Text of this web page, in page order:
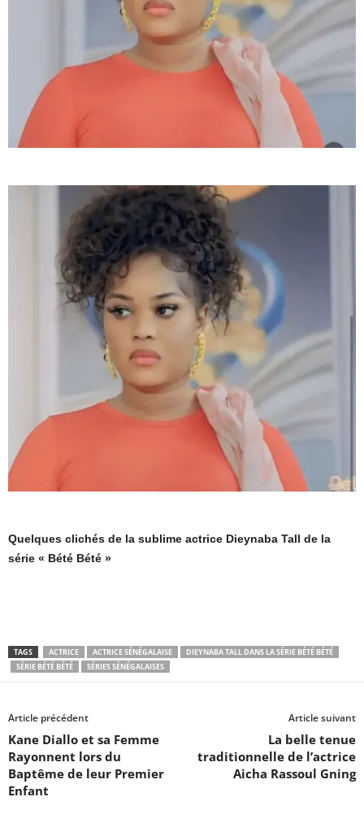
Quelques clichés de la sublime actrice Dieynaba Tall de la
série « Bété Bété »
TAGS ACTRICE ACTRICE SÉNÉGALAISE
DIEYNABA TALL DANS LA SÉRIE BÉTÉ BÉTÉ
SÉRIE BÉTÉ BÉTÉ
SÉRIES SÉNÉGALAISES
Article précédent
Kane Diallo et sa Femme
Rayonnent lors du
Baptême de leur Premier
Enfant
Article suivant
La belle tenue
traditionnelle de l’actrice
Aicha Rassoul Gning